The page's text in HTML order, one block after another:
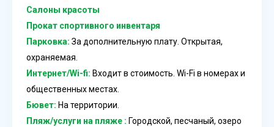
Салоны красоты
Прокат спортивного инвентаря
Парковка: За дополнительную плату. Открытая,
охраняемая.
Интернет/Wi-fi: Входит в стоимость. Wi-Fi в номерах и
общественных местах.
Бювет: На территории.
Пляж/услуги на пляже : Городской, песчаный, озеро